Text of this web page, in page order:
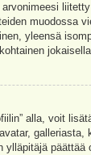
muodossa
yleensä
alla, voit
galleriasta,
ylläpitäjä päättää